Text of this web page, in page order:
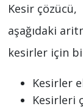
Kesir çözücü,
aşağıdaki
kesirler için
Kesirler
Kesirleri